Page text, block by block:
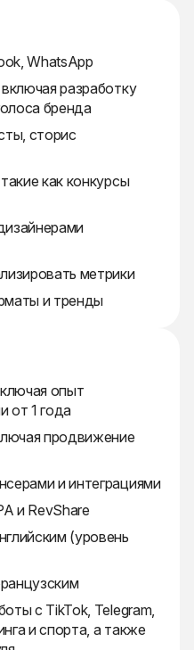
WhatsApp
разработку
бренда
сторис
как конкурсы
метрики
и тренды
опыт
от 1 года
продвижение
и интеграциями
и RevShare
(уровень
с TikTok, Telegram,
и спорта, а также